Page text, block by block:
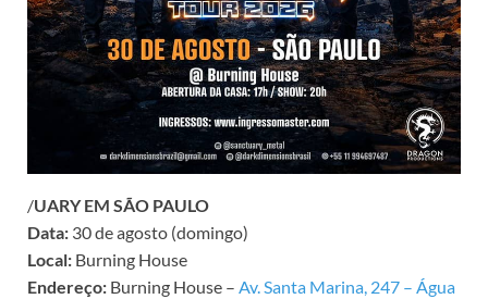
/UARY EM SÃO PAULO
Data: 30 de agosto (domingo)
Local: Burning House
Endereço: Burning House – Av. Santa Marina, 247 – Água